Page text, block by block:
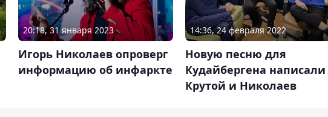
20:18, 31 января 2023
Игорь Николаев опроверг
информацию об инфаркте
14:36, 24 февраля 2022
Новую песню для
Кудайбергена написали
Крутой и Николаев